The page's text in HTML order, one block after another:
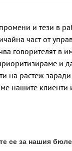
и тези в
част от
говорителят в
и
на растеж
нашите клиенти